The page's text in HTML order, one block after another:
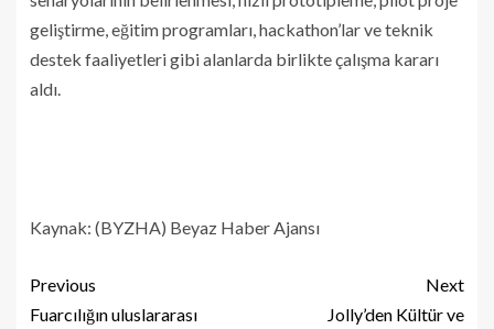
geliştirme, eğitim programları, hackathon’lar ve teknik
destek faaliyetleri gibi alanlarda birlikte çalışma kararı
aldı.
Kaynak: (BYZHA) Beyaz Haber Ajansı
Previous
Fuarcılığın uluslararası
Next
Jolly’den Kültür ve